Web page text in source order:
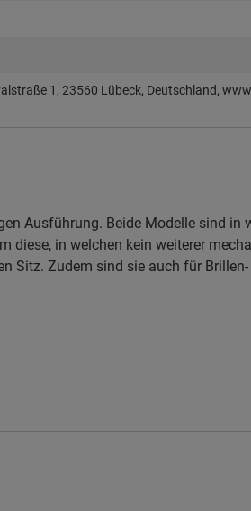
1, 23560 Lübeck, Deutschland,
Ausführung. Beide Modelle sind in
diese, in welchen kein weiterer
Sitz. Zudem sind sie auch für